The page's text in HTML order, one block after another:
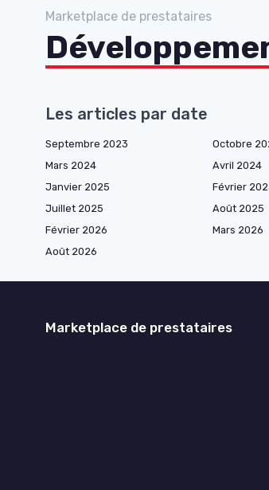
Marketplace de prestataires
Les articles par date
Septembre 2023 Octobre
Mars 2024
Avril 2024
Janvier 2025
Février
Juillet 2025
Août 2025
Février 2026
Mars 2026
Août 2026
Marketplace de prestataires